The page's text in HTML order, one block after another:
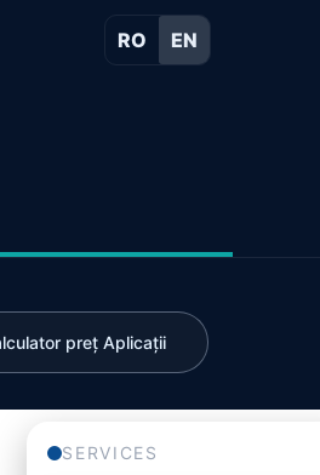
RO EN
preț Aplicații
SERVICES